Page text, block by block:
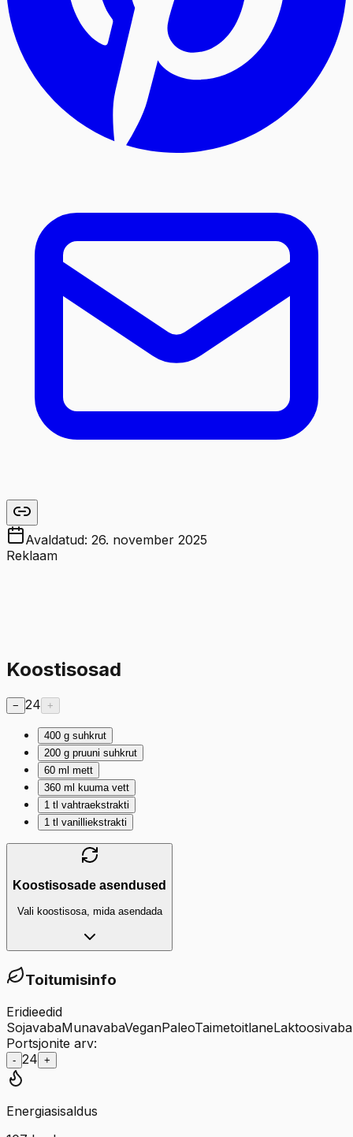
Avaldatud: 26. november 2025
Reklaam
Koostisosad
− 24 +
400 g suhkrut
200 g pruuni suhkrut
60 ml mett
360 ml kuuma vett
1 tl vahtraekstrakti
1 tl vanilliekstrakti
Koostisosade asendused
Vali koostisosa, mida asendada
Toitumisinfo
Eridieedid
SojavabaMunavabaVeganPaleoTaimetoitlaneLaktoosivaba
Portsjonite arv:
- 24 +
Energiasisaldus